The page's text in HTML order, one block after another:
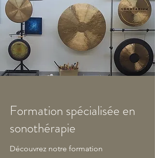
Formation spécialisée en
sonothérapie
Découvrez notre formation